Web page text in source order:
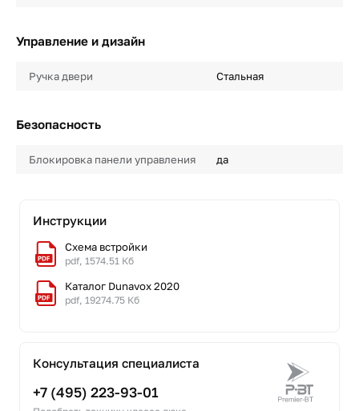
Управление и дизайн
Ручка двери Стальная
Безопасность
Блокировка панели управления да
Инструкции
Схема встройки
pdf, 1574.51 Кб
Каталог Dunavox 2020
pdf, 19274.75 Кб
Консультация специалиста
+7 (495) 223-93-01